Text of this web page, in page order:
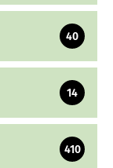
40
14
410